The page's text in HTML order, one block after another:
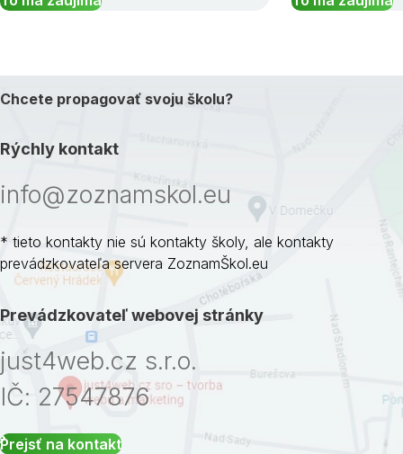
Chcete propagovať svoju školu?
Rýchly kontakt
info@zoznamskol.eu
* tieto kontakty nie sú kontakty školy, ale kontakty
prevádzkovateľa servera ZoznamŠkol.eu
Prevádzkovateľ webovej stránky
just4web.cz s.r.o.
IČ: 27547876
Prejsť na kontakt